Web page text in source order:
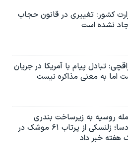
کشور: تغییری در قانون حجاب
نشده است
تبادل پیام با آمریکا در جریان
اما به معنی مذاکره نیست
روسیه به زیرساخت بندری
اودسا؛ زلنسکی از پرتاب ۶۱ موشک در
هفته خبر داد